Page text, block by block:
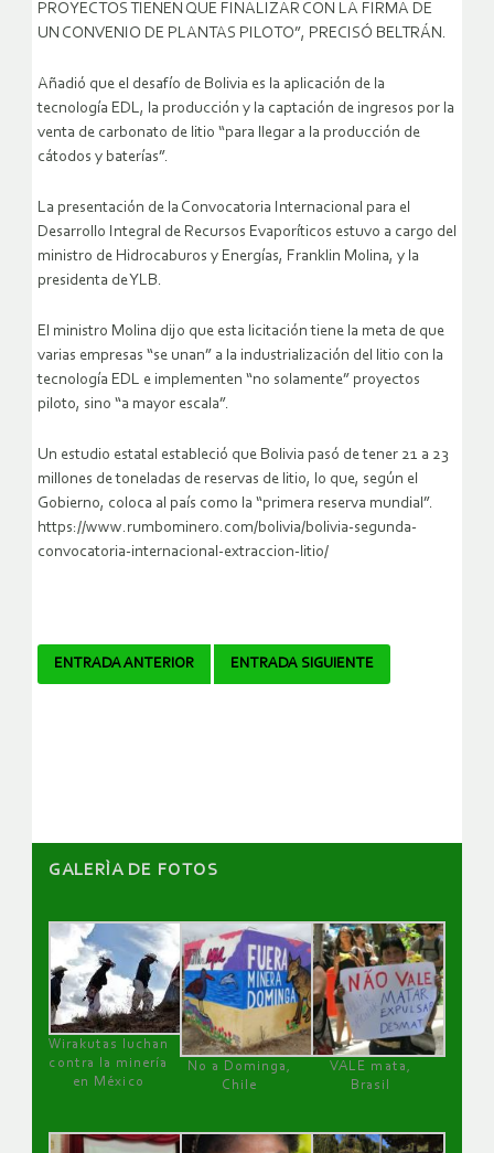
PROYECTOS TIENEN QUE FINALIZAR CON LA FIRMA DE
UN CONVENIO DE PLANTAS PILOTO”, PRECISÓ BELTRÁN.
Añadió que el desafío de Bolivia es la aplicación de la
tecnología EDL, la producción y la captación de ingresos por la
venta de carbonato de litio “para llegar a la producción de
cátodos y baterías”.
La presentación de la Convocatoria Internacional para el
Desarrollo Integral de Recursos Evaporíticos estuvo a cargo del
ministro de Hidrocaburos y Energías, Franklin Molina, y la
presidenta de YLB.
El ministro Molina dijo que esta licitación tiene la meta de que
varias empresas “se unan” a la industrialización del litio con la
tecnología EDL e implementen “no solamente” proyectos
piloto, sino “a mayor escala”.
Un estudio estatal estableció que Bolivia pasó de tener 21 a 23
millones de toneladas de reservas de litio, lo que, según el
Gobierno, coloca al país como la “primera reserva mundial”.
https://www.rumbominero.com/bolivia/bolivia-segunda-
convocatoria-internacional-extraccion-litio/
Navegador
ENTRADA ANTERIOR ENTRADA SIGUIENTE
GALERÌA DE FOTOS
Wirakutas luchan
contra la minería
en México
No a Dominga,
Chile
VALE mata,
Brasil